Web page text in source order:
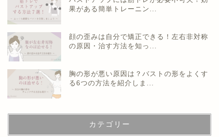
果がある簡単トレーニン...
顔の歪みは自分で矯正できる！左右非対称
の原因・治す方法を知っ...
胸の形が悪い原因は？バストの形をよくす
る6つの方法を紹介しま...
カテゴリー